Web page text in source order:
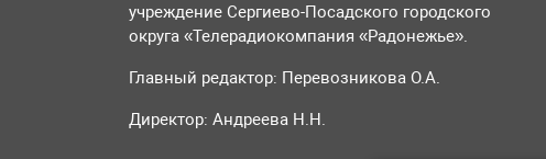
учреждение Сергиево-Посадского городского
округа «Телерадиокомпания «Радонежье».
Главный редактор: Перевозникова О.А.
Директор: Андреева Н.Н.